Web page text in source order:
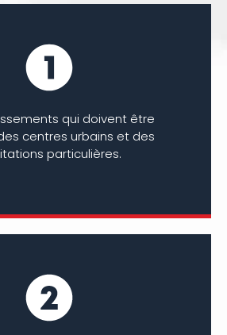
qui doivent être
centres urbains et des
particulières.